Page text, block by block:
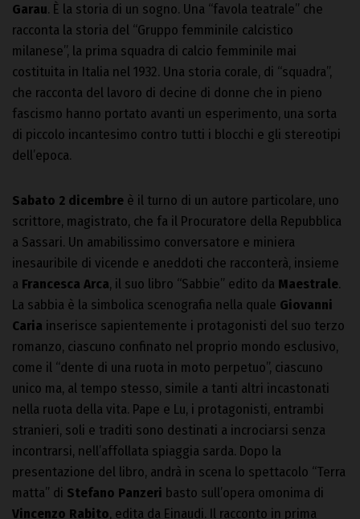
Garau. È la storia di un sogno. Una “favola teatrale” che
racconta la storia del “Gruppo femminile calcistico
milanese”, la prima squadra di calcio femminile mai
costituita in Italia nel 1932. Una storia corale, di “squadra”,
che racconta del lavoro di decine di donne che in pieno
fascismo hanno portato avanti un esperimento, una sorta
di piccolo incantesimo contro tutti i blocchi e gli stereotipi
dell’epoca.
Sabato 2 dicembre è il turno di un autore particolare, uno
scrittore, magistrato, che fa il Procuratore della Repubblica
a Sassari. Un amabilissimo conversatore e miniera
inesauribile di vicende e aneddoti che racconterà, insieme
a Francesca Arca, il suo libro “Sabbie” edito da Maestrale.
La sabbia è la simbolica scenografia nella quale Giovanni
Caria inserisce sapientemente i protagonisti del suo terzo
romanzo, ciascuno confinato nel proprio mondo esclusivo,
come il “dente di una ruota in moto perpetuo”, ciascuno
unico ma, al tempo stesso, simile a tanti altri incastonati
nella ruota della vita. Pape e Lu, i protagonisti, entrambi
stranieri, soli e traditi sono destinati a incrociarsi senza
incontrarsi, nell’affollata spiaggia sarda. Dopo la
presentazione del libro, andrà in scena lo spettacolo “Terra
matta” di Stefano Panzeri basto sull’opera omonima di
Vincenzo Rabito, edita da Einaudi. Il racconto in prima